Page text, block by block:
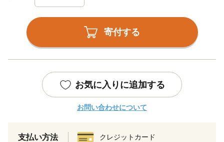
寄付する
お気に入りに追加する
お問い合わせについて
支払い方法 クレジットカード